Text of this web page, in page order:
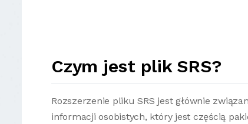
Czym jest plik SRS?
Rozszerzenie pliku SRS jest głównie
informacji osobistych, który jest częścią